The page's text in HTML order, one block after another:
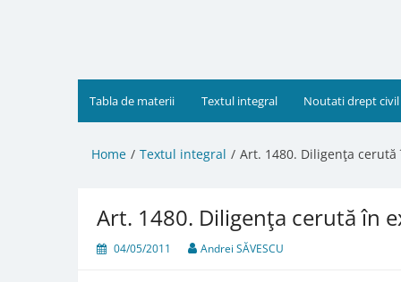
Tabla de materii Textul integral Noutati drept civil
Home Textul integral Art. 1480. Diligenţa
Art. 1480. Diligenţa cerută în
04/05/2011 Andrei SĂVESCU